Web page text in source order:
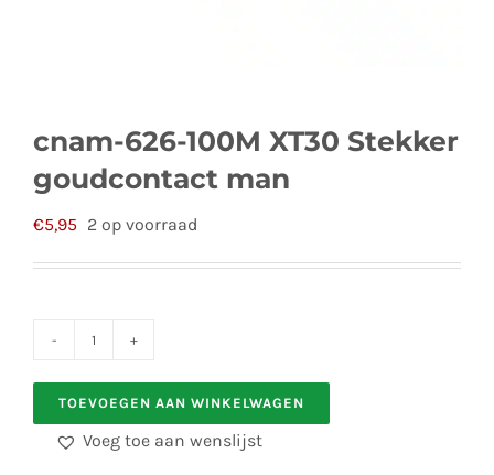
cnam-626-100M XT30 Stekker
goudcontact man
€5,95 2 op voorraad
626-
XT30
TOEVOEGEN AAN WINKELWAGEN
Voeg toe aan wenslijst